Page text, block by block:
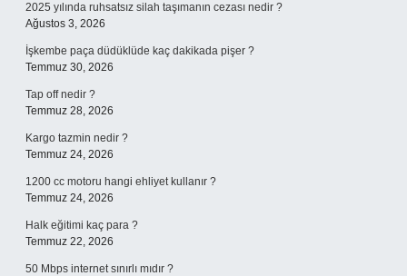
2025 yılında ruhsatsız silah taşımanın cezası nedir ?
Ağustos 3, 2026
İşkembe paça düdüklüde kaç dakikada pişer ?
Temmuz 30, 2026
Tap off nedir ?
Temmuz 28, 2026
Kargo tazmin nedir ?
Temmuz 24, 2026
1200 cc motoru hangi ehliyet kullanır ?
Temmuz 24, 2026
Halk eğitimi kaç para ?
Temmuz 22, 2026
50 Mbps internet sınırlı mıdır ?